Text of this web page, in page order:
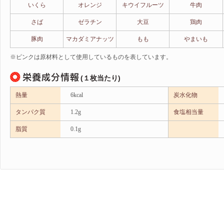
いくら オレンジ キウイフルーツ 牛肉
さば ゼラチン 大豆 鶏肉
豚肉 マカダミアナッツ もも やまいも
※ピンクは原材料として使用しているものを表しています。
(１枚当たり)
熱量 6kcal 炭水化物
タンパク質 1.2g 食塩相当量
脂質 0.1g